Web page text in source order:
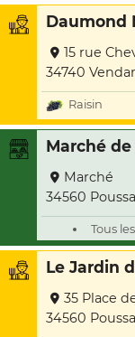
Daumond
15 rue
34740
Raisin
Marché
Marché
34560
Tous
Le Jardin
35 Place
34560